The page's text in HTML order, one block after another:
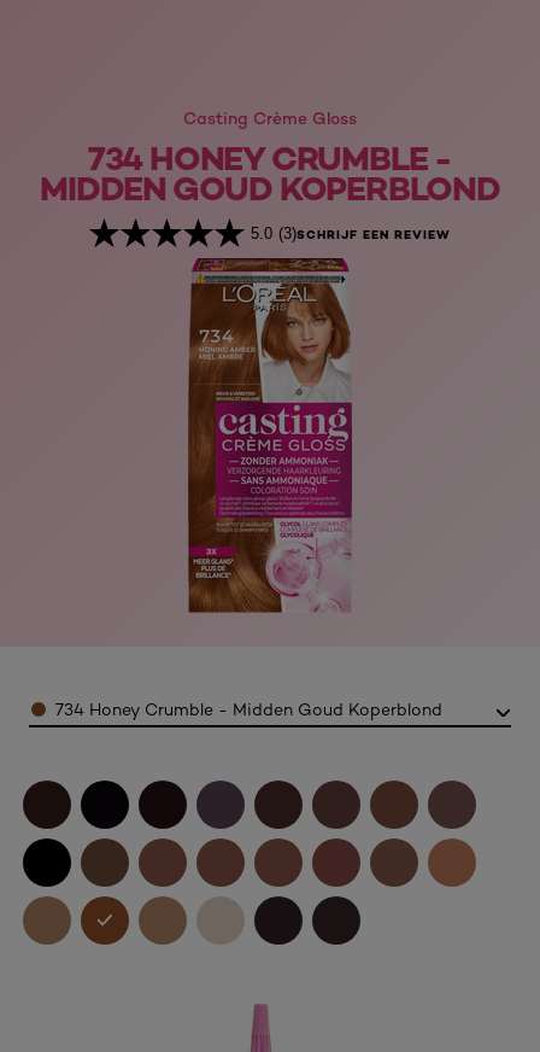
Casting Crème Gloss
734 HONEY CRUMBLE -
MIDDEN GOUD KOPERBLOND
5.0 (3)SCHRIJF EEN REVIEW
Color734 Honey Crumble - Midden Goud Koperblond